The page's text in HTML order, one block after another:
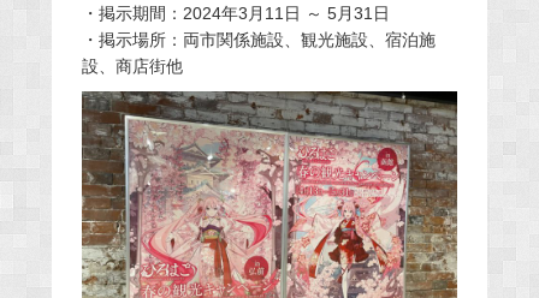
・掲示期間：2024年3月11日 ～ 5月31日
・掲示場所：両市関係施設、観光施設、宿泊施
設、商店街他